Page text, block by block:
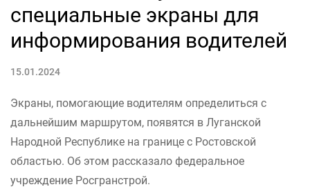
специальные экраны для
информирования водителей
15.01.2024
Экраны, помогающие водителям определиться с
дальнейшим маршрутом, появятся в Луганской
Народной Республике на границе с Ростовской
областью. Об этом рассказало федеральное
учреждение Росгранстрой.